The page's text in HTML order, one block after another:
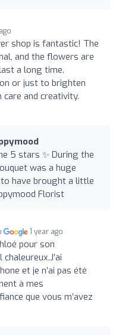
shop is fantastic! The
and the flowers are
a long time.
or just to brighten
and creativity.
5 stars ✨ During the
was a huge
to have brought a little
Florist
1 year ago
pour son
et je n’ai pas été
à mes
que vous m’avez